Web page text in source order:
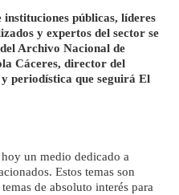
públicas, líderes
y expertos del sector se
Archivo Nacional de
Cáceres, director del
periodística que seguirá El
un medio dedicado a
Estos temas son
de absoluto interés para